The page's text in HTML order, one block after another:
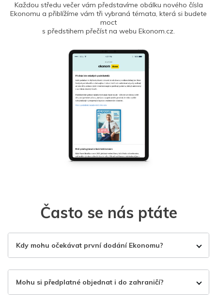
Každou středu večer vám představíme obálku nového čísla
Ekonomu a přiblížíme vám tři vybraná témata, která si budete
moct
s předstihem přečíst na webu Ekonom.cz.
Často se nás ptáte
Kdy mohu očekávat první dodání Ekonomu?
Mohu si předplatné objednat i do zahraničí?